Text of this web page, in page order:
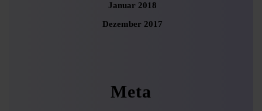
Januar 2018
Dezember 2017
Meta